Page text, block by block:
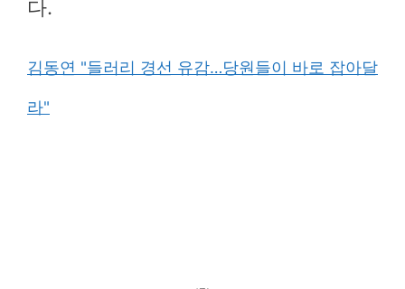
다.
김동연 "들러리 경선 유감…당원들이 바로 잡아달
라"